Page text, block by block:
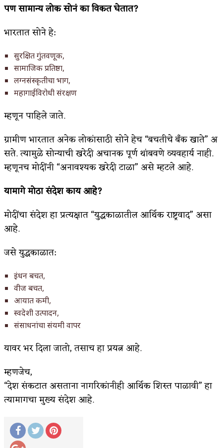
पणसामान्यलोकसोनंकाविकतघेतात?
भारतात सोने हे:
सुरक्षित गुंतवणूक,
सामाजिक प्रतिष्ठा,
लग्नसंस्कृतीचा भाग,
महागाईविरोधी संरक्षण
म्हणून पाहिले जाते.
ग्रामीण भारतात अनेक लोकांसाठी सोने हेच “बचतीचे बँक खाते” अ
सते. त्यामुळे सोन्याची खरेदी अचानक पूर्ण थांबवणे व्यवहार्य नाही.
म्हणूनच मोदींनी “अनावश्यक खरेदी टाळा” असे म्हटले आहे.
यामागेमोठासंदेशकायआहे?
मोदींचा संदेश हा प्रत्यक्षात “युद्धकाळातील आर्थिक राष्ट्रवाद” असा
आहे.
जसे युद्धकाळात:
इंधन बचत,
वीज बचत,
आयात कमी,
स्वदेशी उत्पादन,
संसाधनांचा संयमी वापर
यावर भर दिला जातो, तसाच हा प्रयत्न आहे.
म्हणजेच,
“देश संकटात असताना नागरिकांनीही आर्थिक शिस्त पाळावी” हा
त्यामागचा मुख्य संदेश आहे.